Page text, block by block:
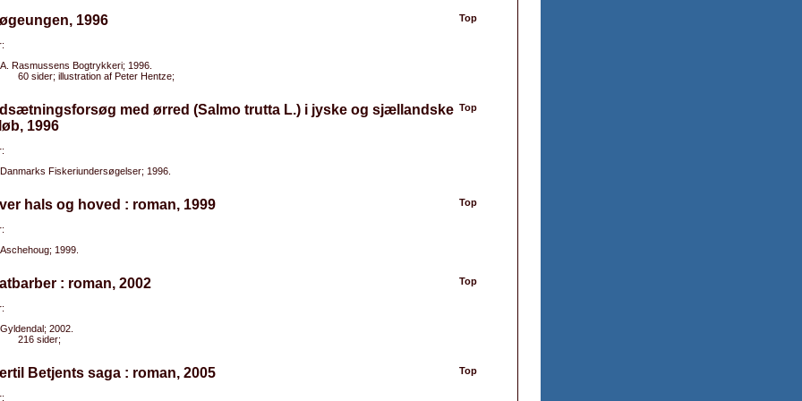
Top
1996
A. Rasmussens Bogtrykkeri; 1996.
60 sider; illustration af Peter Hentze;
Top
med ørred (Salmo trutta L.) i jyske og sjællandske
1996
Danmarks Fiskeriundersøgelser; 1996.
Top
hals og hoved : roman, 1999
Aschehoug; 1999.
Top
: roman, 2002
Gyldendal; 2002.
216 sider;
Top
Betjents saga : roman, 2005